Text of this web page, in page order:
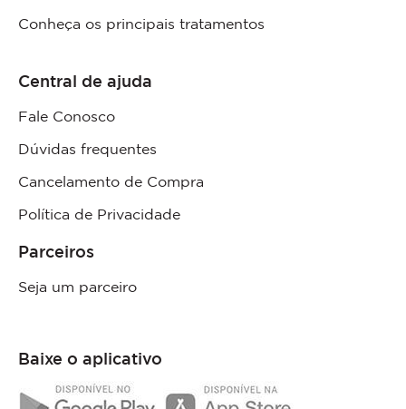
Conheça os principais tratamentos
Central de ajuda
Fale Conosco
Dúvidas frequentes
Cancelamento de Compra
Política de Privacidade
Parceiros
Seja um parceiro
Baixe o aplicativo